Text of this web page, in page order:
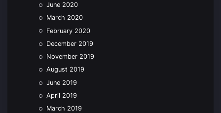
June 2020
March 2020
February 2020
December 2019
November 2019
August 2019
June 2019
April 2019
March 2019